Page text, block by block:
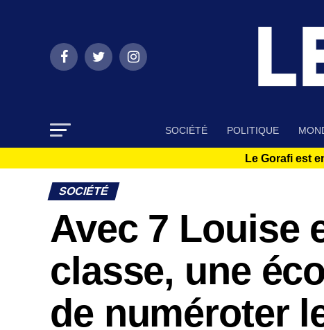
SOCIÉTÉ POLITIQUE
Le Gorafi est
SOCIÉTÉ
Avec 7 Louise
classe, une
de numéroter